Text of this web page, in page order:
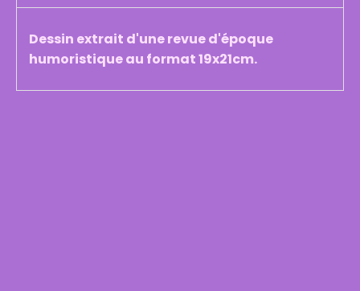
Dessin extrait d'une revue d'époque
humoristique au format 19x21cm.